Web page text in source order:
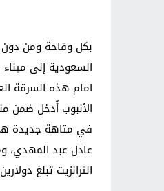
بكل وقاحة ومن دون
السعودية إلى
امام هذه السرقة
الأنبوب أُدخل ضمن
في متاهة جديدة هي
عادل عبد المهدي،
الترانزيت تبلغ